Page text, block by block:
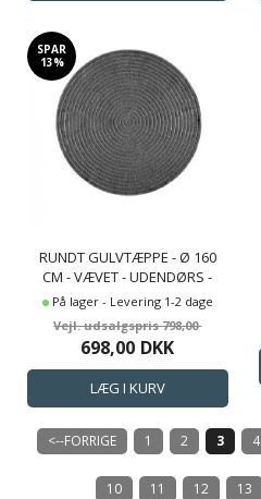
SPAR
13%
RUNDT GULVTÆPPE - Ø 160
CM - VÆVET - UDENDØRS -
TENERIFE - NORDSTRAND
På lager - Levering 1-2 dage
798,00
698,00 DKK
<--FORRIGE 1 2 3 4
10 11 12 13